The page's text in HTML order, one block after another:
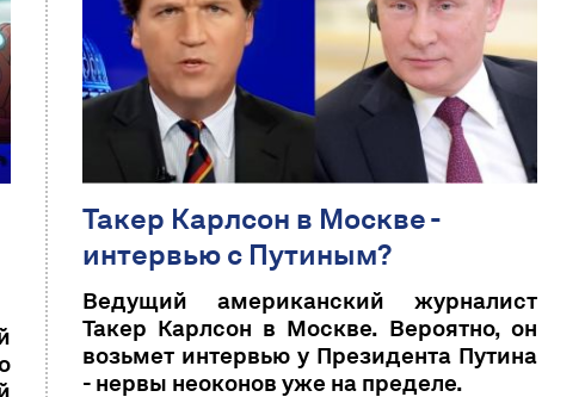
Такер Карлсон в Москве -
интервью с Путиным?
Ведущий американский журналист
Такер Карлсон в Москве. Вероятно, он
возьмет интервью у Президента Путина
- нервы неоконов уже на пределе.